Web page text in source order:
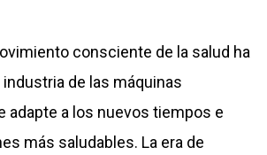
consciente de la salud ha
industria de las máquinas
adapte a los nuevos tiempos e
más saludables. La era de